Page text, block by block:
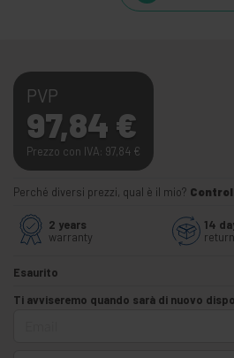
PVP
97,84 €
Prezzo con IVA: 97,84 €
Perché diversi prezzi, qual è il mio?
2 years
warranty
14
Esaurito
Ti avviseremo quando sarà di nuovo